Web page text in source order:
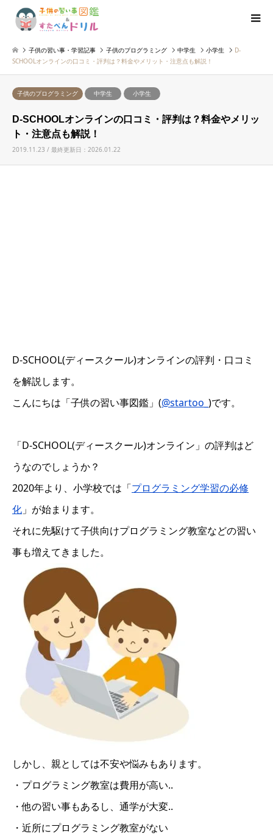
子供の習い事・学習記事 子供のプログラミング 中学生 小学生
D-
SCHOOLオンラインの口コミ・評判は？料金やメリット・注意点も解説！
子供のプログラミング 中学生 小学生
D-SCHOOLオンラインの口コミ・評判は？料金やメリッ
ト・注意点も解説！
2019.11.23 / 最終更新日：2026.01.22
D-SCHOOL(ディースクール)オンラインの評判・口コミ
を解説します。
こんにちは「子供の習い事図鑑」(@startoo_ )です。
「D-SCHOOL(ディースクール)オンライン」の評判はど
うなのでしょうか？
2020年より、小学校では「プログラミング学習の必修
化 」が始まります。
それに先駆けて子供向けプログラミング教室などの習い
事も増えてきました。
しかし、親としては不安や悩みもあります。
・プログラミング教室は費用が高い..
・他の習い事もあるし、通学が大変..
・近所にプログラミング教室がない